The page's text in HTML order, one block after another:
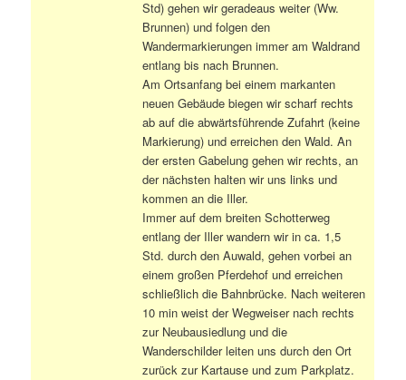
Std) gehen wir geradeaus weiter (Ww.
Brunnen) und folgen den
Wandermarkierungen immer am Waldrand
entlang bis nach Brunnen.
Am Ortsanfang bei einem markanten
neuen Gebäude biegen wir scharf rechts
ab auf die abwärtsführende Zufahrt (keine
Markierung) und erreichen den Wald. An
der ersten Gabelung gehen wir rechts, an
der nächsten halten wir uns links und
kommen an die Iller.
Immer auf dem breiten Schotterweg
entlang der Iller wandern wir in ca. 1,5
Std. durch den Auwald, gehen vorbei an
einem großen Pferdehof und erreichen
schließlich die Bahnbrücke. Nach weiteren
10 min weist der Wegweiser nach rechts
zur Neubausiedlung und die
Wanderschilder leiten uns durch den Ort
zurück zur Kartause und zum Parkplatz.